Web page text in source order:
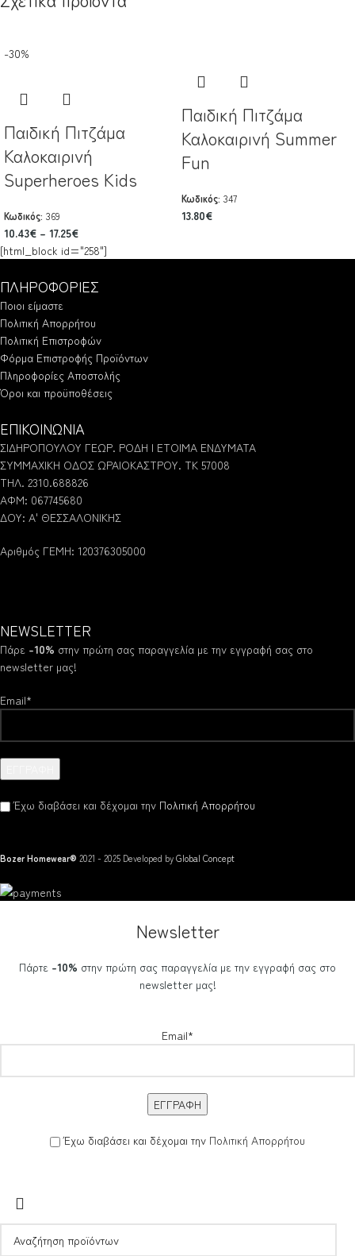
-30%
Παιδική Πιτζάμα
Καλοκαιρινή
Superheroes Kids
Κωδικός: 369
10.43€ – 17.25€
Παιδική Πιτζάμα
Καλοκαιρινή Summer
Fun
Κωδικός: 347
13.80€
[html_block id="258"]
ΠΛΗΡΟΦΟΡΙΕΣ
Ποιοι είμαστε
Πολιτική Απορρήτου
Πολιτική Επιστροφών
Φόρμα Επιστροφής Προϊόντων
Πληροφορίες Αποστολής
Όροι και προϋποθέσεις
ΕΠΙΚΟΙΝΩΝΙΑ
ΣΙΔΗΡΟΠΟΥΛΟΥ ΓΕΩΡ. ΡΟΔΗ | ΕΤΟΙΜΑ ΕΝΔΥΜΑΤΑ
ΣΥΜΜΑΧΙΚΗ ΟΔΟΣ ΩΡΑΙΟΚΑΣΤΡΟΥ. ΤΚ 57008
ΤΗΛ. 2310.688826
ΑΦΜ: 067745680
ΔΟΥ: Α' ΘΕΣΣΑΛΟΝΙΚΗΣ
Αριθμός ΓΕΜΗ: 120376305000
NEWSLETTER
Πάρε -10% στην πρώτη σας παραγγελία με την εγγραφή σας στο
newsletter μας!
Email*
Έχω διαβάσει και δέχομαι την Πολιτική Απορρήτου
Bozer Homewear® 2021 - 2025 Developed byGlobal Concept
Newsletter
Πάρτε -10% στην πρώτη σας παραγγελία με την εγγραφή σας στο
newsletter μας!
Email*
Έχω διαβάσει και δέχομαι την Πολιτική Απορρήτου